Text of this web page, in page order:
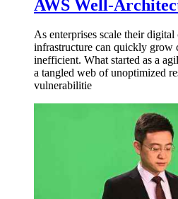
AWS Well-
As enterprises scale their
infrastructure can quickly grow
inefficient. What started as a
a tangled web of unoptimized
vulnerabilitie